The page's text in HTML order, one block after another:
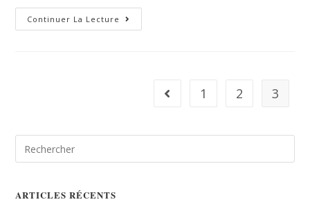
Continuer La Lecture
1 2 3
ARTICLES RÉCENTS